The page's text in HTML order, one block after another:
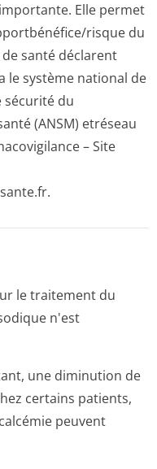
Elle permet
risque du
santé déclarent
le système national de
sécurité du
(ANSM) etréseau
– Site
le traitement du
n'est
une diminution de
certains patients,
peuvent